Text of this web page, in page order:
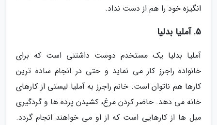
انگیزه خود را هم از دست نداد.
5. آملیا بدلیا
آملیا بدلیا یک مستخدم دوست داشتنی است که برای
خانواده راجرز کار می نماید و حتی در انجام ساده ترین
کارها هم ناتوان است. خانم راجرز به آملیا لیستی از کارهای
خانه می دهد. حاضر کردن مرغ، کشیدن پرده ها و گردگیری
مبل ها از کارهایی است که از او می خواهند انجام گردد.